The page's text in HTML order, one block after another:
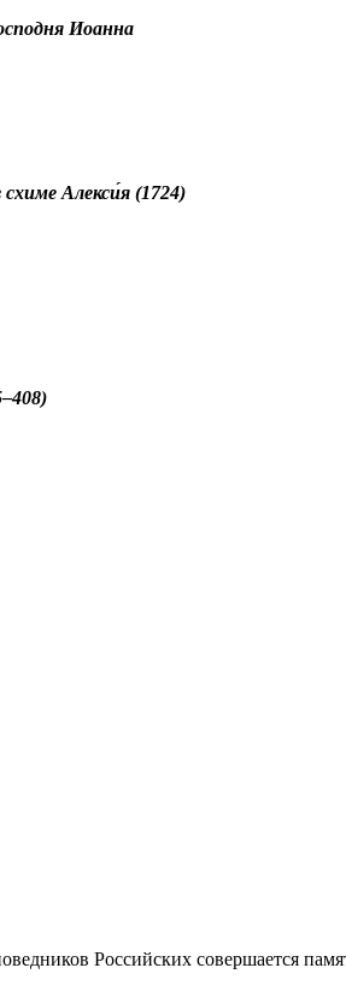
Иоанна
схиме Алекси́я (1724)
Российских совершается